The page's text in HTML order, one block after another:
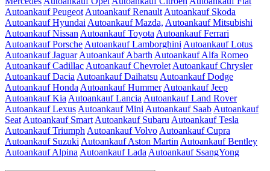
Autoankauf Peugeot Autoankauf Renault Autoankauf Skoda
Autoankauf Hyundai Autoankauf Mazda, Autoankauf Mitsubishi
Autoankauf Nissan Autoankauf Toyota Autoankauf Ferrari
Autoankauf Porsche Autoankauf Lamborghini Autoankauf Lotus
Autoankauf Jaguar Autoankauf Abarth Autoankauf Alfa Romeo
Autoankauf Cadillac Autoankauf Chevrolet Autoankauf Chrysler
Autoankauf Dacia Autoankauf Daihatsu Autoankauf Dodge
Autoankauf Honda Autoankauf Hummer Autoankauf Jeep
Autoankauf Kia Autoankauf Lancia Autoankauf Land Rover
Autoankauf Lexus Autoankauf Mini Autoankauf Saab Autoankauf
Seat Autoankauf Smart Autoankauf Subaru Autoankauf Tesla
Autoankauf Triumph Autoankauf Volvo Autoankauf Cupra
Autoankauf Suzuki Autoankauf Aston Martin Autoankauf Bentley
Autoankauf Alpina Autoankauf Lada Autoankauf SsangYong